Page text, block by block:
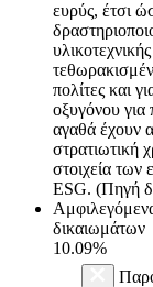
ευρύς, έτσι
πολίτες και
οξυγόνου για
αγαθά έχουν
στρατιωτική
στοιχεία των
ESG. (Πηγή
δικαιωμάτων
10.09%